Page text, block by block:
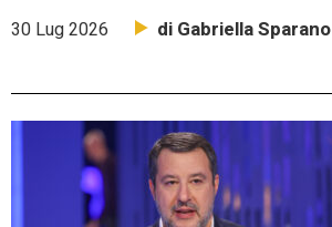
30 Lug 2026 di Gabriella Sparano